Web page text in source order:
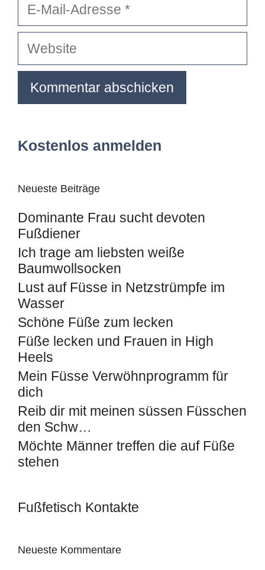
Mail-
Adresse
Kostenlos anmelden
Neueste Beiträge
Dominante Frau sucht devoten
Fußdiener
Ich trage am liebsten weiße
Baumwollsocken
Lust auf Füsse in Netzstrümpfe im
Wasser
Schöne Füße zum lecken
Füße lecken und Frauen in High
Heels
Mein Füsse Verwöhnprogramm für
dich
Reib dir mit meinen süssen Füsschen
den Schw…
Möchte Männer treffen die auf Füße
stehen
Fußfetisch Kontakte
Neueste Kommentare